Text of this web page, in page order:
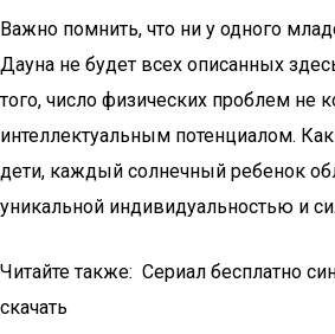
Важно помнить, что ни у одного
Дауна не будет всех описанных
того, число физических проблем не
интеллектуальным потенциалом.
дети, каждый солнечный ребенок
уникальной индивидуальностью и
Читайте также: Сериал бесплатно
скачать